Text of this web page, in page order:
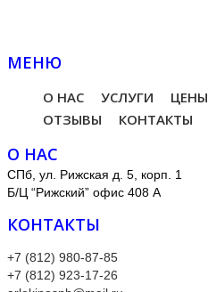
МЕНЮ
О НАС УСЛУГИ ЦЕНЫ
ОТЗЫВЫ
КОНТАКТЫ
О НАС
СПб, ул. Рижская д. 5, корп. 1
Б/Ц “Рижский” офис 408 А
КОНТАКТЫ
+7 (812) 980-87-85
+7 (812) 923-17-26